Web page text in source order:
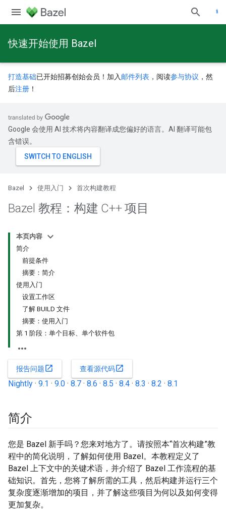
快速开始使用 Bazel
打造基础已开始招募创始会员！加入 邮件列表 ，阅读参与协议 ，然
后注册 ！
Google 会使用 AI 技术将内容翻译成您偏好的语言。AI 翻译可能包
含错误。
Bazel 使用入门 首次构建教程
Bazel 教程：构建 C++ 项目
本页内容
简介
前提条件
摘要：简介
使用入门
设置工作区
了解 BUILD 文件
摘要：使用入门
第 1 阶段：单个目标、单个软件包
报告问题open_in_new 查看源代码open_in_new
Nightly · 9.1 · 9.0 · 8.7 · 8.6 · 8.5 · 8.4 · 8.3 · 8.2 · 8.1
简介
您是 Bazel 新手吗？您来对地方了。请按照本“首次构建”教
程中的简化说明，了解如何使用 Bazel。本教程定义了
Bazel 上下文中的关键术语，并介绍了 Bazel 工作流程的基
础知识。首先，您将了解所需的工具，然后构建并运行三个
复杂度逐渐增加的项目，并了解这些项目为何以及如何变得
更加复杂。